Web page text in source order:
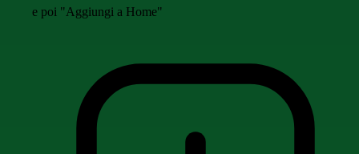
e poi "Aggiungi a Home"